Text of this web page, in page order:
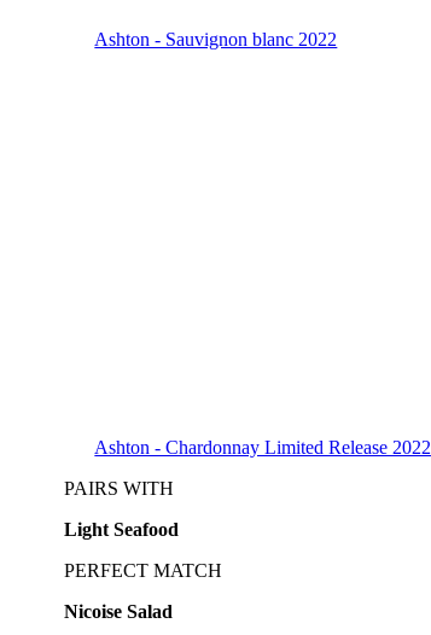
Ashton - Sauvignon blanc 2022
Ashton - Chardonnay Limited Release 2022
PAIRS WITH
Light Seafood
PERFECT MATCH
Nicoise Salad